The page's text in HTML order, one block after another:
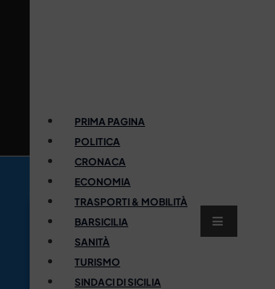
PRIMA PAGINA
POLITICA
CRONACA
ECONOMIA
TRASPORTI & MOBILITÀ
BARSICILIA
SANITÀ
TURISMO
SINDACI DI SICILIA